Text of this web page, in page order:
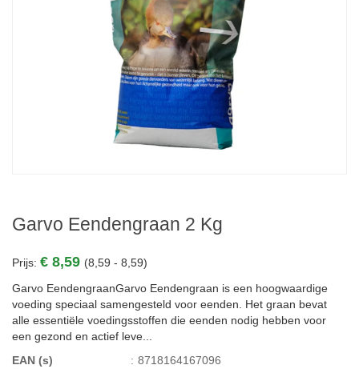
Garvo Eendengraan 2 Kg
Prijs: € 8,59 (8,59 - 8,59)
Garvo EendengraanGarvo Eendengraan is een hoogwaardige
voeding speciaal samengesteld voor eenden. Het graan bevat
alle essentiële voedingsstoffen die eenden nodig hebben voor
een gezond en actief leve...
EAN (s)
: 8718164167096